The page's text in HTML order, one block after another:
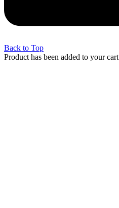
Back to Top
Product has been added to your cart